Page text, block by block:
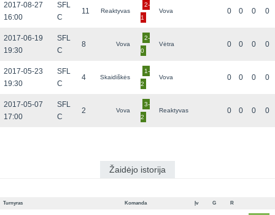
2017-08-27
16:00
SFL
C
11 Reaktyvas
2-
1
Vova 0 0 0 0
2017-06-19
19:30
SFL
C
8 Vova
2-
0
Vėtra 0 0 0 0
2017-05-23
19:30
SFL
C
4 Skaidiškės
1-
2
Vova 0 0 0 0
2017-05-07
17:00
SFL
C
2 Vova
3-
2
Reaktyvas 0 0 0 0
Žaidėjo istorija
Turnyras Komanda Įv G R